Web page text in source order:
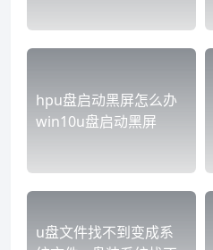
hpu盘启动黑屏怎么办
win10u盘启动黑屏
u盘文件找不到变成系